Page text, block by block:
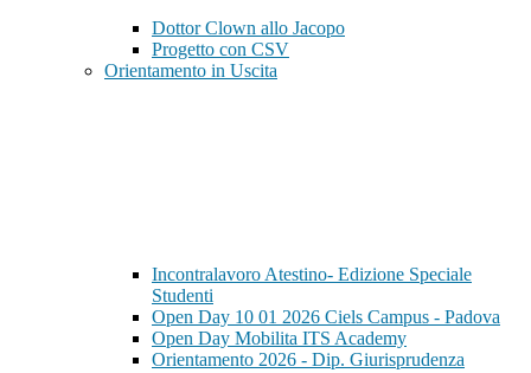
Dottor Clown allo Jacopo
Progetto con CSV
Orientamento in Uscita
Incontralavoro Atestino- Edizione Speciale
Studenti
Open Day 10 01 2026 Ciels Campus - Padova
Open Day Mobilita ITS Academy
Orientamento 2026 - Dip. Giurisprudenza